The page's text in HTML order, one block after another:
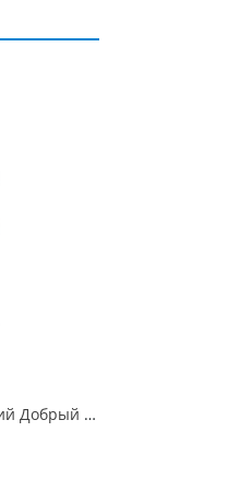
Напиток сокосодержащий Добрый Pulpy апельсин с мякотью 450 мл